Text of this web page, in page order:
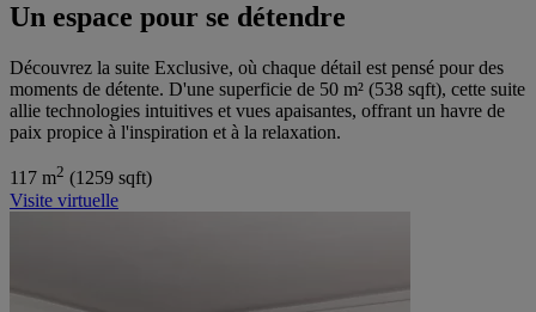
Un espace pour se détendre
Découvrez la suite Exclusive, où chaque détail est pensé pour des
moments de détente. D'une superficie de 50 m² (538 sqft), cette suite
allie technologies intuitives et vues apaisantes, offrant un havre de
paix propice à l'inspiration et à la relaxation.
117 m2 (1259 sqft)
Visite virtuelle